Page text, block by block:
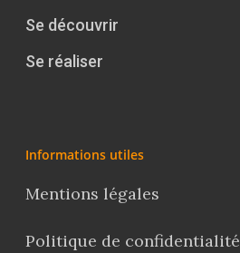
Se découvrir
Se réaliser
Informations utiles
Mentions légales
Politique de confidentialité